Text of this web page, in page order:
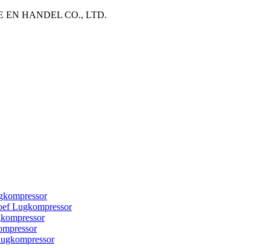
EN HANDEL CO., LTD.
Lugkompressor